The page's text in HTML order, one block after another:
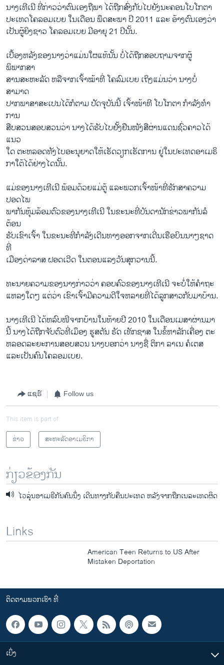
ນາງ​ເທີ​ເນີ ທີ່ກ່າວວ່າ​ຕົນ​ເອງຖື​ພາ ​ໄດ້​ຖືກ​ສົ່ງ​ກັບ​ໄປ​ຍັງ​ນະຄອນ​ໂບ​ໂກ​ຕາ ​
ປະ​ເທດ​ໂຄລອມ​ເບຍ ​ໃນ​ເດືອນ ພຶດສະພາ ປີ 2011 ​ແລະ ອ້າງ​ຕົນເອງວ່າ​
ເປັນ​ຜູ້ຍິງຊາວ ​ໂຄ​ລອມ​ເບຍ ມີ​ອາຍຸ 21 ປີນັ້ນ.
ເບື້ອງຫລັງ​ຂອງນາງ​ວ່າແມ່ນໃຜ​ແທ້​ນັ້ນ ບໍ່ໄດ້​ຖືກ​ສອບ​ຖາມຈາກ​ຜູ້​
ພິພາກສາ
ສານສະຫະລັດ ​ຫລື​ຈາກເຈົ້າ​ໝ້າ​ທີ່ ​ໂຄລົ​ມ​ເບຍ ​ເຖິງ​ແມ່ນ​ວ່າ ນາ​ງບໍ່​
ສາມາດ​
ປາກ​ພາສາສະເປ​ນ​ໄດ້ກໍ​ຕາ​ມ ປັດ​ຈຸ​ບັນ​ນີ້ ​ເຈົ້າ​ໜ້າ​ທີ ​ໂບ​ໂກ​ຕາ​ ກໍ​າລັງ​ທໍາ​
ການ
ສືບສວນສອບ​ສວນ​ວ່າ ນາງ​ໄດ້​ຮັບ​ໄບຢັ້ງຢືນໜັງສືຜ່ານ​ແດນ​ຊົ່ວ​ຄາວ​ໄດ້​
ແນວ
ໃດ ຕະຫລອດ​ທັງ​ໄບອະນຸຍາ​ດໃຫ້ເຮັດ​ວຽກ​ເຮັດ​ການ ຢູ່ໃນ​ປະ​ເທດອາ​ເມຣິ
ກາໃຕ້​ໄດ້​ຢ່າງ​ໄດນັ້ນ.
ແມ່ຂອງ​ນາງ​ເທີ​ເນີ ພ້ອມ​ດ້ວຍ​ແມ່​ຕູ້ ​ແລະພວກ​ເຈົ້າ​ໜ້າ​ທີ່ຮັກສາຄວາມ​
ປອດ​ໄພ
ພາກັນ​ຫຸ້ມລ້ອມ​ຕົວຂອງນາງ​ເທີ​ເນີ ​ໃນ​ຂະນະ​ທີ່ບັນດາ​ນັກ​ຂ່າວ​ພາກັນ​ລໍ​
ຕ້ອນ
ຮັບ​ເຂົາ​ເຈົ້າ ໃນ​ຂະນະທີ່​ກໍ​າລັງ​ເດີ​ນທາງ​ອອກ​ຈາກ​ເດີ່ນ​ເຮືອ​ບິນນາໆ​ຊາດ
ທີ່
ເມືອງດ່າ​ລາສ ຝອດ​ເວີ​ດ ​ໃນ​ຕອນ​ແລງ​ວັນ​ສຸກວານ​ນີ້.
ທະນາຍ​ຄວາມຂອງ​ນາງ​ກ່າວ​ວ່າ ຄອບຄົວ​ຂອງນາງ​ເທີ​ເນີ ຈະ​ບໍ່ໃຫ້ຄໍາຖະ
ແຫລງໃດໆ ​ແຕ່​ວ່າ ​ເຂົາ​ເຈົ້າ​ມີ​ຄວາມ​ດີ​ໃຈ​ຫລາຍ​ທີ່ໄດ້​ລູກ​ສາວ​ກັບ​ມາ​ບ້ານ.
ນາງ​ເທີ​ເນີ ​ໄດ້​ຫລົບ​ໜີ​ຈາກ​ບ້ານ​ໃນ​ທ້າຍ​ປີ 2010 ​ໃນ​ເດືອນ​ເ​ມສາ​ຜ່ານ​ມາ
ນີ້ ນາງ​ໄດ້​ຖືກ​ຈັບ​ຕົວ​ທີ່​ເມຶອງ ຮູ​ສຕັນ ຣັດ ​ເທັກ​ຊາສ ​ໃນ​ຂໍ້​ຫາ​ລັກ​ເຄື່ອງ ຕະ
ຫລອດລະຍະ​ການ​ສອບ​ສວນ ນາງ​ບອກ​ວ່າ ນາງ​ຊື່ ຕິ​ກາ ລາ​ເນ ຄໍ​ເຕສ
ແລະ​ເປັນ​ຄົນ​ໂຄລ​ອມ​ເບຍ.
ແຊຣ໌ Follow us
This item is part of
ຂ່າວ
ສະຫະລັດອາເມຣິກາ
ກ່ຽວຂ້ອງກັນ
ໄວລຸ່ນອາເມຣີກັນຄົນນຶ່ງ ເດີນທາງກັບຄືນປະເທດ ຫລັງຈາກຖືກເນລະເທດຜິດ
Links
American Teen Returns to US After
Mistaken Deportation
ຕິດຕາມພວກເຮົາ ທີ່
ເບິ່ງ